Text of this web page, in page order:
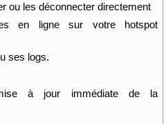
ou les déconnecter directement
en ligne sur votre hotspot
ses logs.
à jour immédiate de la